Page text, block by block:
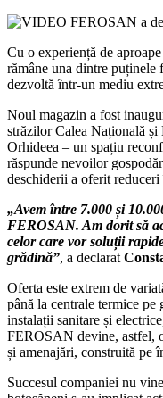
Cu o experiență de
rămâne una dintre puținele
dezvoltă într-un mediu
Noul magazin a fost
străzilor Calea Națională
Orhideea – un spațiu
răspunde nevoilor
deschiderii a oferit
„Avem între 7.000 și
FEROSAN. Am dorit să
celor care vor soluții
grădină”, a declarat
Oferta este extrem de
până la centrale termice pe
instalații sanitare și
FEROSAN devine, astfel,
și amenajări, construită pe
Succesul companiei nu